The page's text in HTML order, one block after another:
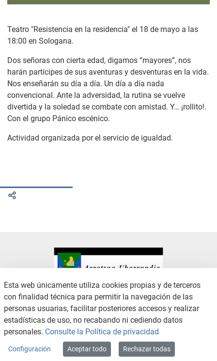
Teatro "Resistencia en la residencia" el 18 de mayo a las
18:00 en Sologana.
Dos señoras con cierta edad, digamos “mayores”, nos
harán partícipes de sus aventuras y desventuras en la vida.
Nos enseñarán su día a día. Un día a día nada
convencional. Ante la adversidad, la rutina se vuelve
divertida y la soledad se combate con amistad. Y… ¡rollito!.
Con el grupo Pánico escénico.
Actividad organizada por el servicio de igualdad.
Copyright © 2026 / Excmo. arratzua | Todos los derechos reservados.
Esta web únicamente utiliza cookies propias y de terceros
con finalidad técnica para permitir la navegación de las
personas usuarias, facilitar posteriores accesos y realizar
estadísticas de uso, no recabando ni cediendo datos
personales. Consulte la Política de privacidad
Configuración Aceptar todo Rechazar todas